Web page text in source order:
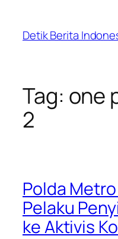
content
Detik Berita
Tag: one
2
Polda
Pelaku
ke Aktivis